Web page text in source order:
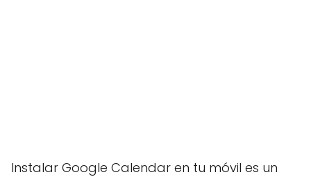
Instalar Google Calendar en tu móvil es un